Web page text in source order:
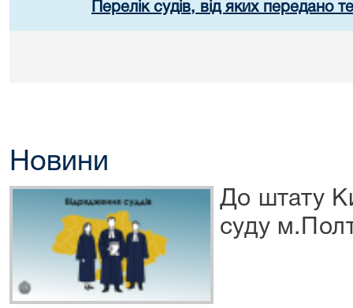
Перелік судів, від яких передано
Новини
До штату
суду